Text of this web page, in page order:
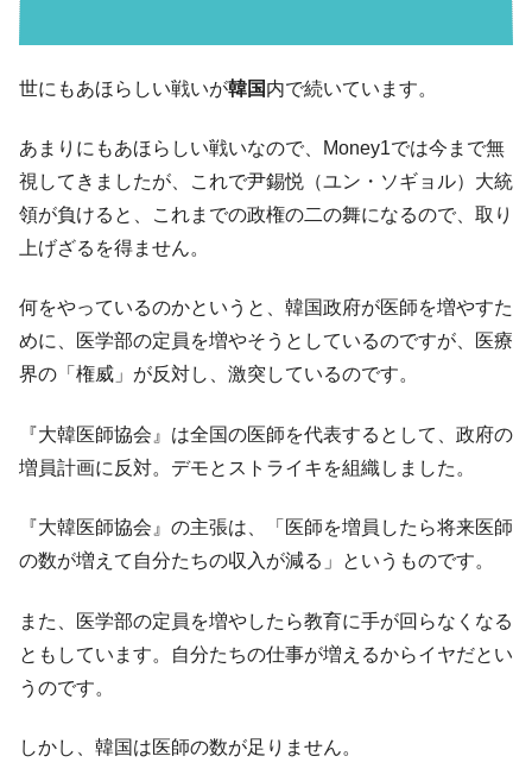
07月販売台数は去年のほぼ半分「71台」しか売れなかっ
た。『起亜』は9台だけ
ても」⇒ 257万人赦免したのに60万人がまた延滞者に転
『Money1』
韓国K9専用砲弾･装薬自動供給装甲車両･珍
兵器「K10」が改良に乗り出す。
体だけで410億ドル、輸出全体の41％もある
『Money1』
韓国･李在明「青年層の雇用状況が悪い。せ
や、若者に起業させよう」⇒ どんな雇用対策だソレ。
ル。外平債の発行「19.4億ドル」
『Money1』
韓国「ここは北朝鮮なのか。選管がサーバ
『Money1』
韓国･李在明さっそく不動産対策で浅薄な発
言。
だ。
『Money1』
『韓国銀行』が「金の保有量を増やしま
す」⇒「金を経由するドル入手」手段ではないのか？
ル」まで拡大 ⇒ 海外資金の動きに強く左右される状態
世にもあほらしい戦いが韓国内で続いています。
あまりにもあほらしい戦いなので、Money1では今まで無
視してきましたが、これで尹錫悦（ユン・ソギョル）大統
領が負けると、これまでの政権の二の舞になるので、取り
上げざるを得ません。
何をやっているのかというと、韓国政府が医師を増やすた
めに、医学部の定員を増やそうとしているのですが、医療
界の「権威」が反対し、激突しているのです。
『大韓医師協会』は全国の医師を代表するとして、政府の
増員計画に反対。デモとストライキを組織しました。
『大韓医師協会』の主張は、「医師を増員したら将来医師
の数が増えて自分たちの収入が減る」というものです。
また、医学部の定員を増やしたら教育に手が回らなくなる
ともしています。自分たちの仕事が増えるからイヤだとい
うのです。
しかし、韓国は医師の数が足りません。